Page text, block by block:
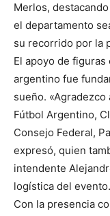
Merlos,
el departamento
su recorrido por la
El apoyo de
argentino fue
sueño.
Fútbol Argentino,
Consejo Federal,
expresó, quien
intendente
logística del evento.
Con la presencia